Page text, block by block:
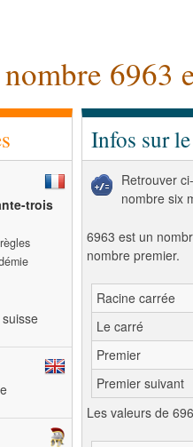
6963
trois
Infos sur
Retrouver
nombre six
6963 est un
nombre premier.
Racine carrée
Le carré
Premier
Premier suivant
Les valeurs de